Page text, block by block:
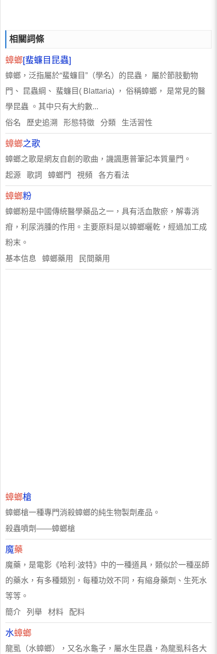
相關詞條
蟑螂[蜚蠊目昆蟲]
蟑螂，泛指屬於“蜚蠊目”（學名）的昆蟲， 屬於節肢動物
門、 昆蟲綱、 蜚蠊目( Blattaria) ， 俗稱蟑螂， 是常見的醫
學昆蟲 。其中只有大約數...
俗名 歷史追溯 形態特徵 分類 生活習性
蟑螂之歌
蟑螂之歌是網友自創的歌曲，譏諷惠普筆記本質量門。
起源 歌詞 蟑螂門 視頻 各方看法
蟑螂粉
蟑螂粉是中國傳統醫學藥品之一，具有活血散瘀，解毒消
疳，利尿消腫的作用。主要原料是以蟑螂曬乾，經過加工成
粉末。
基本信息 蟑螂藥用 民間藥用
蟑螂槍
蟑螂槍一種專門消殺蟑螂的純生物製劑產品。
殺蟲噴劑——蟑螂槍
魔藥
魔藥，是電影《哈利·波特》中的一種道具，類似於一種巫師
的藥水，有多種類別，每種功效不同，有縮身藥劑、生死水
等等。
簡介 列舉 材料 配料
水蟑螂
龍虱（水蟑螂），又名水龜子，屬水生昆蟲，為龍虱科各大